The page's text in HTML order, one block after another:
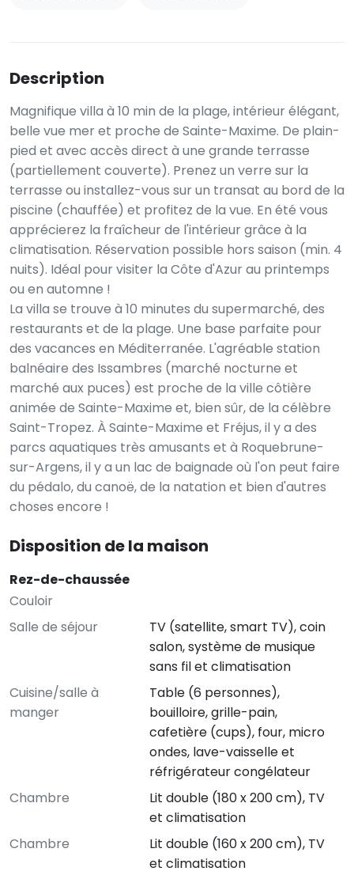
Description
Magnifique villa à 10 min de la plage, intérieur élégant,
belle vue mer et proche de Sainte-Maxime. De plain-
pied et avec accès direct à une grande terrasse
(partiellement couverte). Prenez un verre sur la
terrasse ou installez-vous sur un transat au bord de la
piscine (chauffée) et profitez de la vue. En été vous
apprécierez la fraîcheur de l'intérieur grâce à la
climatisation. Réservation possible hors saison (min. 4
nuits). Idéal pour visiter la Côte d'Azur au printemps
ou en automne !
La villa se trouve à 10 minutes du supermarché, des
restaurants et de la plage. Une base parfaite pour
des vacances en Méditerranée. L'agréable station
balnéaire des Issambres (marché nocturne et
marché aux puces) est proche de la ville côtière
animée de Sainte-Maxime et, bien sûr, de la célèbre
Saint-Tropez. À Sainte-Maxime et Fréjus, il y a des
parcs aquatiques très amusants et à Roquebrune-
sur-Argens, il y a un lac de baignade où l'on peut faire
du pédalo, du canoë, de la natation et bien d'autres
choses encore !
Disposition de la maison
Rez-de-chaussée
Couloir
Salle de séjour
TV (satellite, smart TV), coin
salon, système de musique
sans fil et climatisation
Cuisine/salle à
manger
Table (6 personnes),
bouilloire, grille-pain,
cafetière (cups), four, micro
ondes, lave-vaisselle et
réfrigérateur congélateur
Chambre
Lit double (180 x 200 cm), TV
et climatisation
Chambre
Lit double (160 x 200 cm), TV
et climatisation